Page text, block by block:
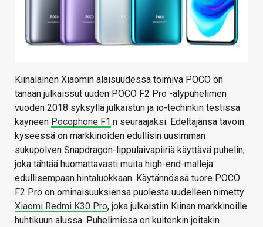
Kiinalainen Xiaomin alaisuudessa toimiva POCO on
tänään julkaissut uuden POCO F2 Pro -älypuhelimen
vuoden 2018 syksyllä julkaistun ja io-techinkin testissä
käyneen Pocophone F1:n seuraajaksi. Edeltäjänsä tavoin
kyseessä on markkinoiden edullisin uusimman
sukupolven Snapdragon-lippulaivapiiriä käyttävä puhelin,
joka tähtää huomattavasti muita high-end-malleja
edullisempaan hintaluokkaan. Käytännössä tuore POCO
F2 Pro on ominaisuuksiensa puolesta uudelleen nimetty
Xiaomi Redmi K30 Pro, joka julkaistiin Kiinan markkinoille
huhtikuun alussa. Puhelimissa on kuitenkin joitakin